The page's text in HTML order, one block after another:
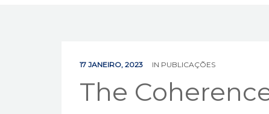
17 JANEIRO, 2023 IN PUBLICAÇÕES
The